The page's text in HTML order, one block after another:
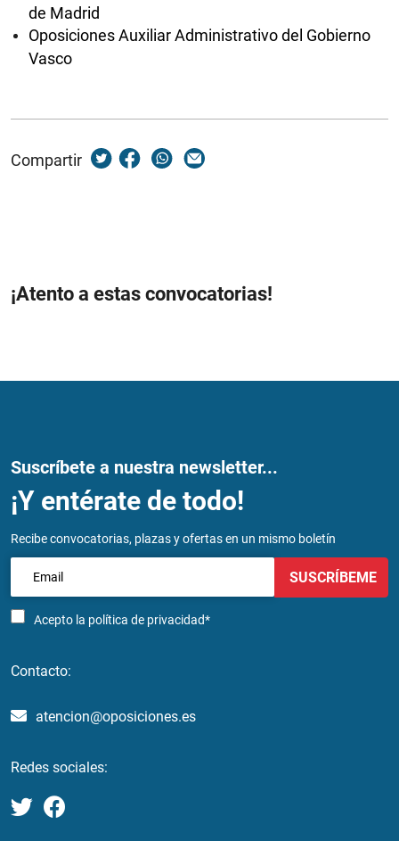
de Madrid
Oposiciones Auxiliar Administrativo del Gobierno
Vasco
Compartir
¡Atento a estas convocatorias!
Suscríbete a nuestra newsletter...
¡Y entérate de todo!
Recibe convocatorias, plazas y ofertas en un mismo boletín
Acepto la política de privacidad*
SUSCRÍBEME
Contacto:
atencion@oposiciones.es
Redes sociales: